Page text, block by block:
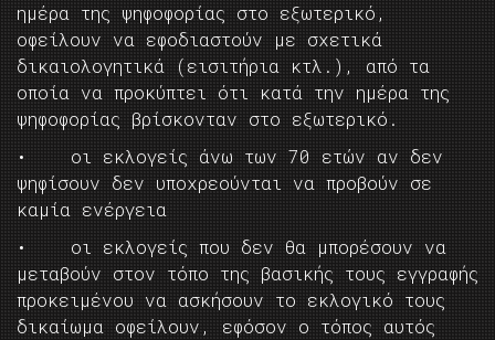
ημέρα της ψηφοφορίας στο εξωτερικό,
οφείλουν να εφοδιαστούν με σχετικά
δικαιολογητικά (εισιτήρια κτλ.), από τα
οποία να προκύπτει ότι κατά την ημέρα της
ψηφοφορίας βρίσκονταν στο εξωτερικό.
• οι εκλογείς άνω των 70 ετών αν δεν
ψηφίσουν δεν υποχρεούνται να προβούν σε
καμία ενέργεια
• οι εκλογείς που δεν θα μπορέσουν να
μεταβούν στον τόπο της βασικής τους εγγραφής
προκειμένου να ασκήσουν το εκλογικό τους
δικαίωμα οφείλουν, εφόσον ο τόπος αυτός